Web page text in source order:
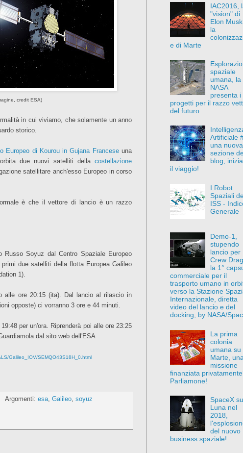
credit ESA)
in cui viviamo, che solamente un anno
storico.
Europeo di Kourou in Gujana Franceseuna
due nuovi satelliti della costellazione
satellitare anch'esso Europeo in corso
è che il vettore di lancio è un razzo
Soyuz dal Centro Spaziale Europeo
due satelliti della flotta Europea Galileo
1).
alle ore 20:15 (ita). Dal lancio al rilascio in
opposte) ci vorranno 3 ore e 44 minuti.
per un'ora. Riprenderà poi alle ore 23:25
dal sito web dell'ESA
Galileo_IOV/SEMQO43S18H_0.html
Argomenti:esa ,Galileo ,soyuz
IAC2016,
"vision" di
Elon
la
e di Marte
spaziale
umana, la
NASA
presenta i
progetti per il razzo
del futuro
Artificiale
una nuova
sezione
blog,
il viaggio!
I Robot
Spaziali
ISS -
Generale
Demo-1,
stupendo
lancio per
Crew
la 1°
commerciale per il
trasporto umano in
verso la Stazione
Internazionale, diretta
video del lancio e del
docking, by NASA/
La prima
colonia
umana su
Marte, una
missione
finanziata
Parliamone!
SpaceX
Luna nel
2018,
del nuovo
business spaziale!